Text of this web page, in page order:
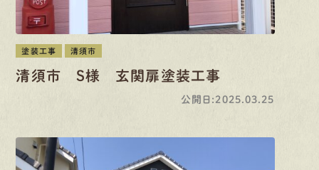
塗装工事 清須市
清須市 S様 玄関扉塗装工事
公開日:2025.03.25